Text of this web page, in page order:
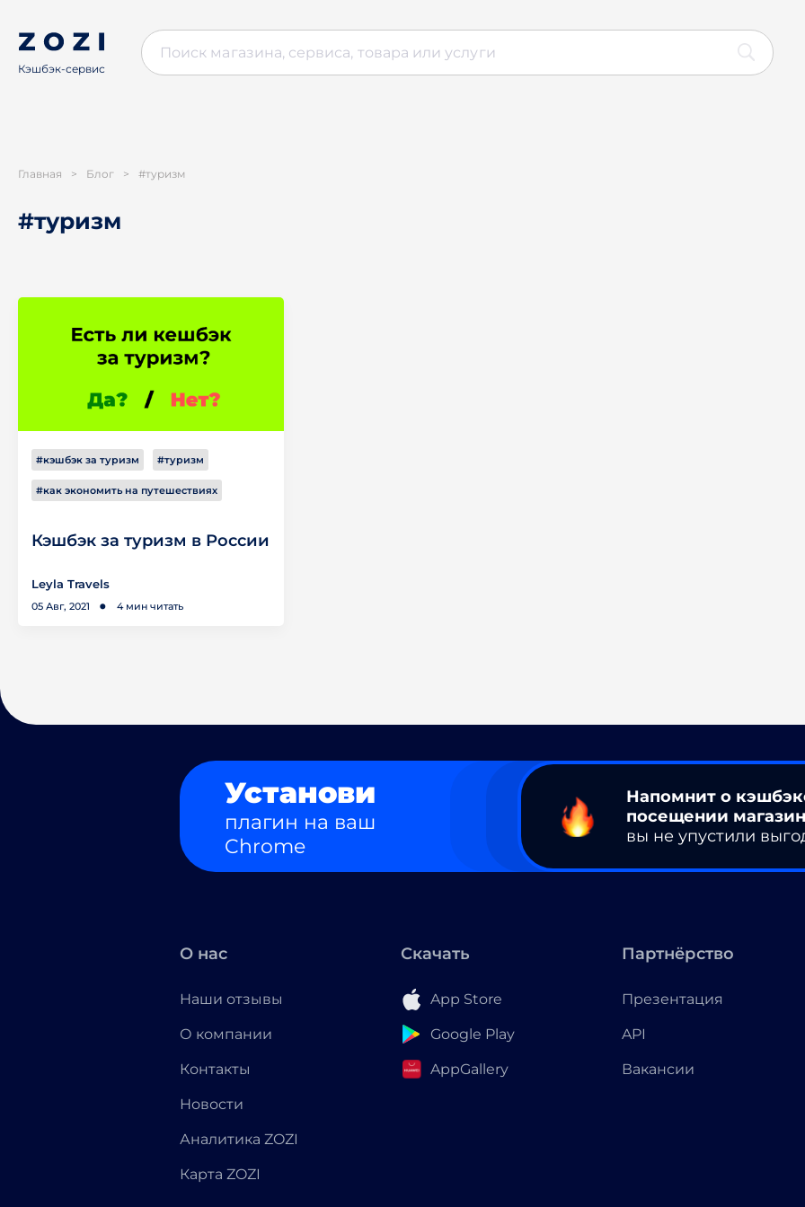
Кэшбэк-сервис
Главная > Блог > #туризм
#туризм
#кэшбэк за туризм #туризм
#как экономить на путешествиях
Кэшбэк за туризм в России
Leyla Travels
05 Авг, 2021 4 мин читать
Установи
плагин на ваш
Chrome
Напомнит о
посещении
вы не упустили
О нас
Наши отзывы
О компании
Контакты
Новости
Аналитика ZOZI
Карта ZOZI
Скачать
App Store
Google Play
AppGallery
Партнёрство
Презентация
API
Вакансии